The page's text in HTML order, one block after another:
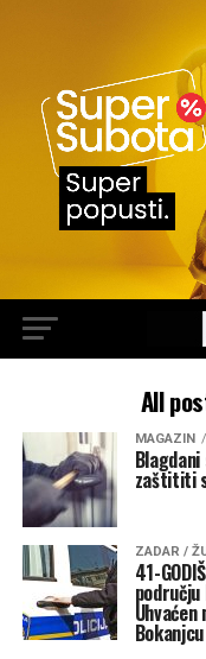
All
MAGAZIN
zaštititi
ZADAR /
41-
Bokanjcu